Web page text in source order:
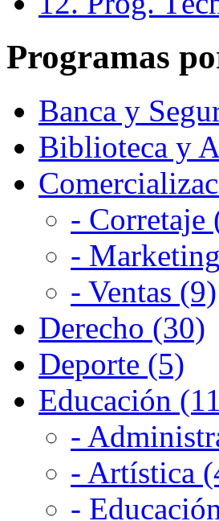
Programas
Banca y
Biblioteca y
- Corretaje
-
- Ventas (9)
Derecho (30)
Deporte (5)
Educación
-
- Artística
-